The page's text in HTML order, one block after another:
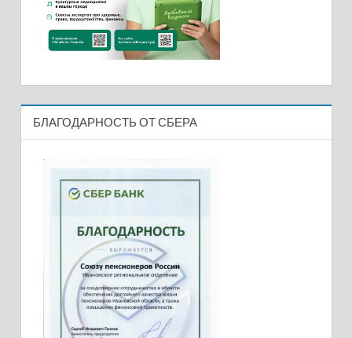
БЛАГОДАРНОСТЬ ОТ СБЕРА